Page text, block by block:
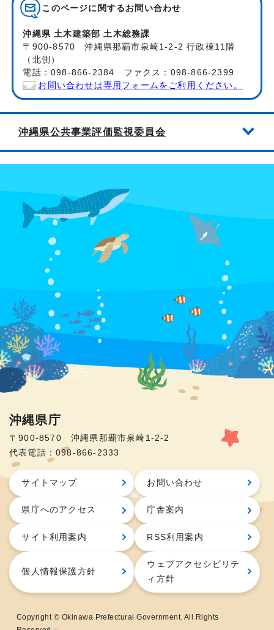
このページに関する お問い合わせ
沖縄県 土木建築部 土木総務課
〒900-8570 沖縄県那覇市泉崎1-2-2 行政棟11階
（北側）
電話：098-866-2384 ファクス：098-866-2399
お問い合わせは専用フォームをご利用ください。
沖縄県公共事業評価監視委員会
沖縄県庁
〒900-8570 沖縄県那覇市泉崎1-2-2
代表電話：098-866-2333
サイトマップ お問い合わせ
県庁へのアクセス 庁舎案内
サイト利用案内 RSS利用案内
個人情報保護方針
ウェブアクセシビリテ
ィ方針
Copyright © Okinawa Prefectural Government. All Rights